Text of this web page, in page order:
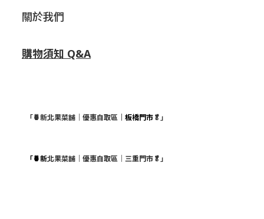
關於我們
購物須知 Q&A
「🍍新北果菜舖｜優惠自取區 ｜板橋門市🥬」
「🍍新北果菜舖｜優惠自取區｜三重門市🥬」